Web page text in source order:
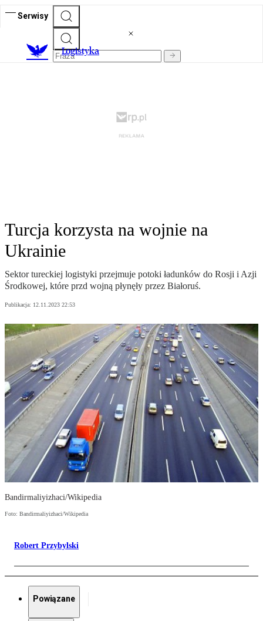
Serwisy
Logistyka
Turcja korzysta na wojnie na
Ukrainie
Sektor tureckiej logistyki przejmuje potoki ładunków do Rosji i Azji
Środkowej, które przd wojną płynęły przez Białoruś.
Publikacja: 12.11.2023 22:53
Bandirmaliyizhaci/Wikipedia
Foto: Bandirmaliyizhaci/Wikipedia
Robert Przybylski
Powiązane